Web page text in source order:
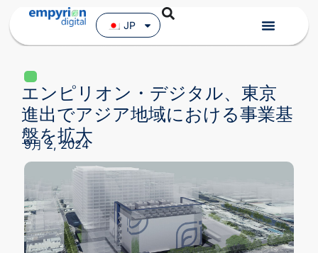
JP
エンピリオン・デジタル、東京
進出でアジア地域における事業基
盤を拡大
9月 2, 2024